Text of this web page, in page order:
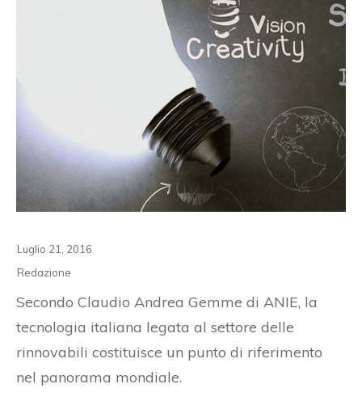
Luglio 21, 2016
Redazione
Secondo Claudio Andrea Gemme di ANIE, la
tecnologia italiana legata al settore delle
rinnovabili costituisce un punto di riferimento
nel panorama mondiale.